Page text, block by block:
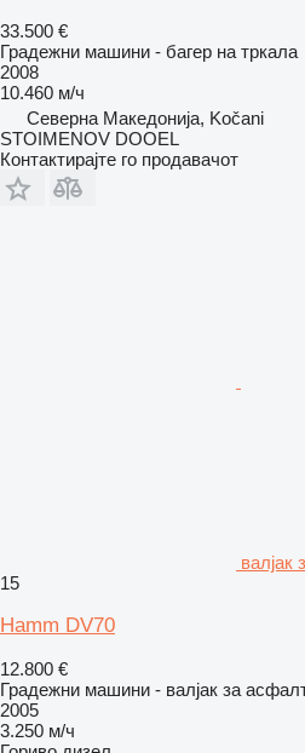
33.500 €
Градежни машини - багер на тркала
2008
10.460 м/ч
Северна Македонија, Kočani
STOIMENOV DOOEL
Контактирајте го продавачот
валјак
15
Hamm DV70
12.800 €
Градежни машини - валјак за
2005
3.250 м/ч